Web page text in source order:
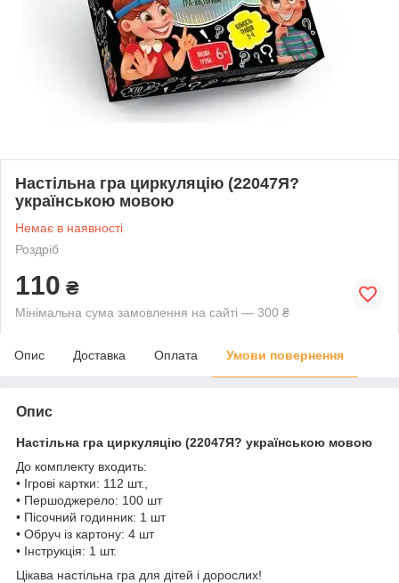
Настільна гра циркуляцію (22047Я?
українською мовою
Немає в наявності
Роздріб
110 ₴
Мінімальна сума замовлення на сайті — 300 ₴
Опис Доставка Оплата Умови повернення
Опис
Настільна гра циркуляцію (22047Я? українською мовою
До комплекту входить:
• Ігрові картки: 112 шт.,
• Першоджерело: 100 шт
• Пісочний годинник: 1 шт
• Обруч із картону: 4 шт
• Інструкція: 1 шт.
Цікава настільна гра для дітей і дорослих!